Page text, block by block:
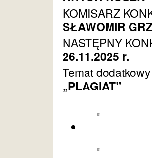
KOMISARZ
SŁAWOMIR
NASTĘPNY
26.11.2025 r.
Temat
„PLAGIAT”